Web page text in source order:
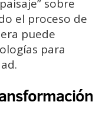
sobre
el proceso de
puede
para